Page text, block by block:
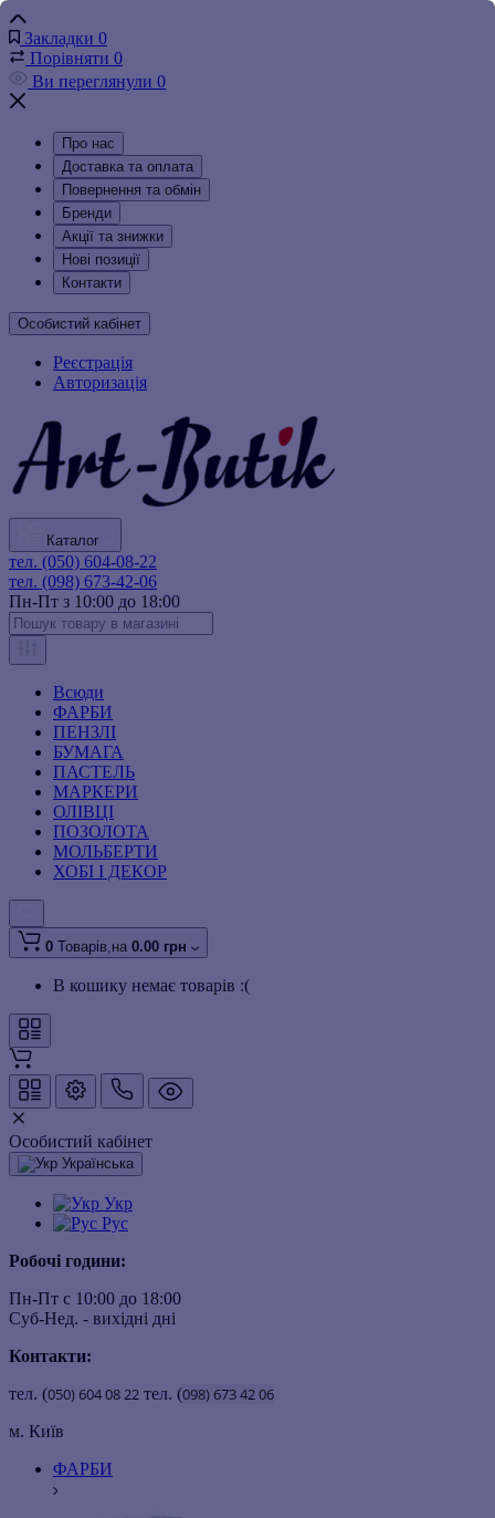
Закладки 0
Порівняти 0
Ви переглянули 0
Про нас
Доставка та оплата
Повернення та обмін
Бренди
Акції та знижки
Нові позиції
Контакти
Особистий кабінет
Реєстрація
Авторизація
Каталог
тел. (050) 604-08-22
тел. (098) 673-42-06
Пн-Пт з 10:00 до 18:00
Всюди
ФАРБИ
ПЕНЗЛІ
БУМАГА
ПАСТЕЛЬ
МАРКЕРИ
ОЛІВЦІ
ПОЗОЛОТА
МОЛЬБЕРТИ
ХОБІ І ДЕКОР
0 Товарів,на 0.00 грн
В кошику немає товарів :(
Особистий кабінет
Українська
Укр
Рус
Робочі години:
Пн-Пт с 10:00 до 18:00
Суб-Нед. - вихідні дні
Контакти:
тел. (050) 6040822 тел. (098) 6734206
м. Київ
ФАРБИ